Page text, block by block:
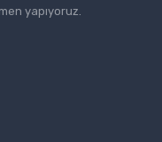
yapıyoruz.